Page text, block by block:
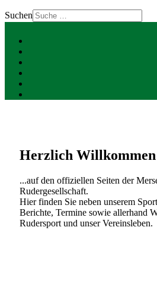
Suchen
Herzlich Willkommen
...auf den offiziellen Seiten der
Rudergesellschaft.
Hier finden Sie neben unserem
Berichte, Termine sowie allerhand
Rudersport und unser Vereinsleben.